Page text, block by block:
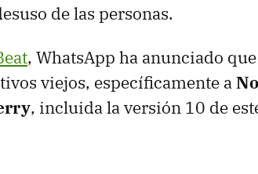
de las personas.
, WhatsApp ha anunciado
viejos, específicamente a
, incluida la versión 10 de